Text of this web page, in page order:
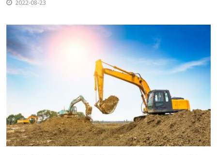
2022-08-23